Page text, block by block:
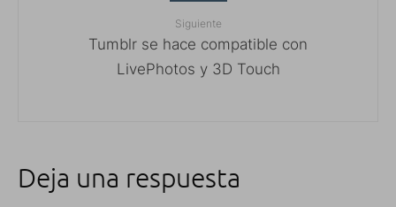
Siguiente
Tumblr se hace compatible con
LivePhotos y 3D Touch
Deja una respuesta